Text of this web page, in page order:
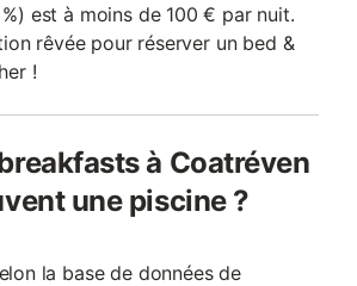
est à moins de 100 € par nuit.
rêvée pour réserver un bed &
!
à Coatréven
une piscine ?
la base de données de